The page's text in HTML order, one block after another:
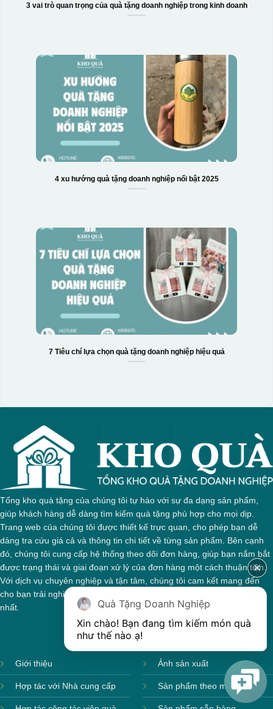
3 vai trò quan trọng của quà tặng doanh nghiệp trong kinh doanh
4 xu hướng quà tặng doanh nghiệp nổi bật 2025
7 Tiêu chí lựa chọn quà tặng doanh nghiệp hiệu quả
Tổng kho quà tặng của chúng tôi tự hào với sự đa dạng sản phẩm,
giúp khách hàng dễ dàng tìm kiếm quà tặng phù hợp cho mọi dịp.
Trang web của chúng tôi được thiết kế trực quan, cho phép bạn dễ
dàng tra cứu giá cả và thông tin chi tiết về từng sản phẩm. Bên cạnh
đó, chúng tôi cung cấp hệ thống theo dõi đơn hàng, giúp bạn nắm bắt
được trạng thái và giai đoạn xử lý của đơn hàng một cách thuận tiện.
Với dịch vụ chuyên nghiệp và tận tâm, chúng tôi cam kết mang đến
cho bạn trải nghiệm mua sắm tuyệt vời và những món quà ý nghĩa
nhất.
Giới thiệu
Hợp tác với Nhà cung cấp
Ảnh sản xuất
Sản phẩm theo mùa
Quà Tặng Doanh Nghiệp
Xin chào! Bạn đang tìm kiếm món quà
như thế nào ạ!